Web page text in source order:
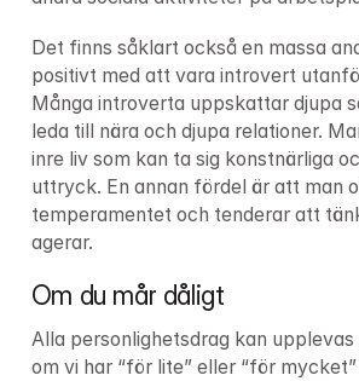
Det finns såklart också en massa
positivt med att vara introvert
Många introverta uppskattar djupa
leda till nära och djupa relationer.
inre liv som kan ta sig konstnärliga
uttryck. En annan fördel är att man
temperamentet och tenderar att
agerar.
Om du mår dåligt
Alla personlighetsdrag kan
om vi har “för lite” eller “för